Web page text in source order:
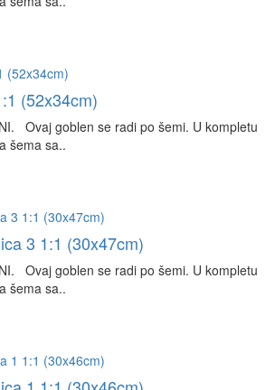
(52x34cm)
Ovaj goblen se radi po šemi. U kompletu
šema sa..
3 1:1 (30x47cm)
Ovaj goblen se radi po šemi. U kompletu
šema sa..